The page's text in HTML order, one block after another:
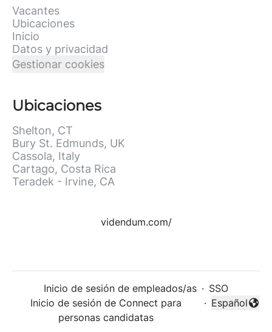
Vacantes
Ubicaciones
Inicio
Datos y privacidad
Gestionar cookies
Ubicaciones
Shelton, CT
Bury St. Edmunds, UK
Cassola, Italy
Cartago, Costa Rica
Teradek - Irvine, CA
videndum.com/
Inicio de sesión de empleados/as · SSO
Inicio de sesión de Connect para
personas candidatas
·
Cambiar
Español